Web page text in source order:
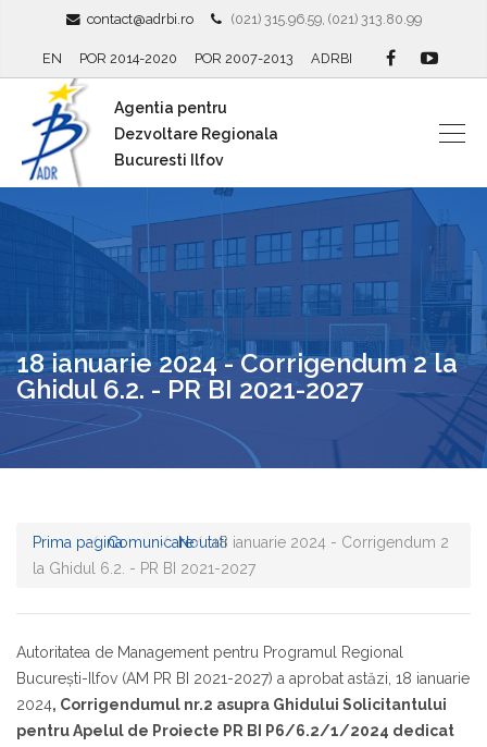
contact@adrbi.ro (021) 315.96.59, (021) 313.80.99
EN POR 2014-2020 POR 2007-2013 ADRBI
Agentia pentru
Dezvoltare Regionala
Bucuresti Ilfov
18 ianuarie 2024 - Corrigendum 2 la
Ghidul 6.2. - PR BI 2021-2027
Prima paginaComunicareNoutati18 ianuarie 2024 - Corrigendum 2
la Ghidul 6.2. - PR BI 2021-2027
Autoritatea de Management pentru Programul Regional
București-Ilfov (AM PR BI 2021-2027) a aprobat astăzi, 18 ianuarie
2024, Corrigendumul nr.2 asupra Ghidului Solicitantului
pentru Apelul de Proiecte PR BI P6/6.2/1/2024 dedicat